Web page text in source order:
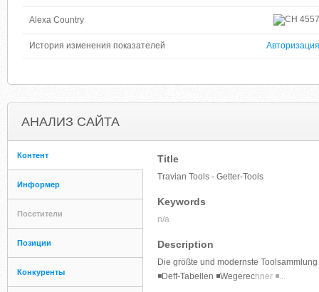
Alexa Country 4557
История изменения показателей Авторизация
АНАЛИЗ САЙТА
Контент
Информер
Посетители
Позиции
Конкуренты
Title
Travian Tools - Getter-Tools
Keywords
n/a
Description
Die größte und modernste Toolsammlung
◾Deff-Tabellen ◾Wegerechner ◾...